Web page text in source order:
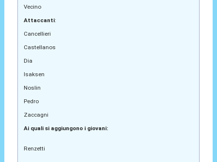
Vecino
Attaccanti:
Cancellieri
Castellanos
Dia
Isaksen
Noslin
Pedro
Zaccagni
Ai quali si aggiungono i giovani:
Renzetti